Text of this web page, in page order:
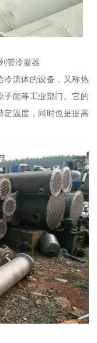
管冷凝器
冷流体的设备，又称热
子能等工业部门。它的
定温度，同时也是提高